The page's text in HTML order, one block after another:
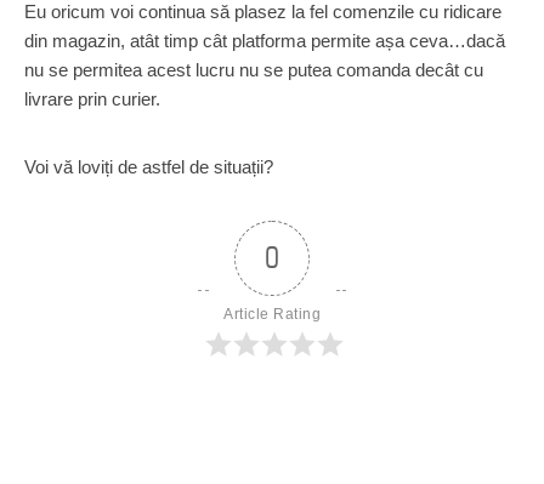
Eu oricum voi continua să plasez la fel comenzile cu ridicare
din magazin, atât timp cât platforma permite așa ceva…dacă
nu se permitea acest lucru nu se putea comanda decât cu
livrare prin curier.
Voi vă loviți de astfel de situații?
0
Article Rating